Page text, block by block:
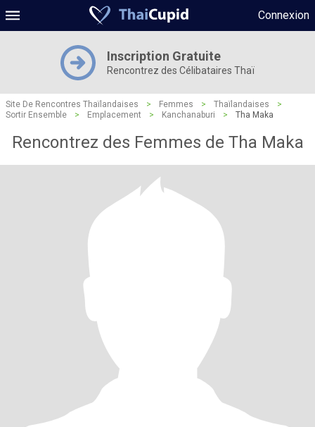
Connexion
Inscription Gratuite
Rencontrez des Célibataires Thaï
Site De Rencontres Thaïlandaises > Femmes > Thaïlandaises
>
Sortir Ensemble
> Emplacement > Kanchanaburi > Tha Maka
Rencontrez des Femmes de Tha Maka